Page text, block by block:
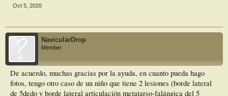
Oct 5, 2020
NavicularDrop
Member
De acuerdo, muchas gracias por la ayuda, en cuanto pueda hago
fotos, tengo otro caso de un niño que tiene 2 lesiones (borde lateral
de 5dedo y borde lateral articulación metatarso-falángica del 5